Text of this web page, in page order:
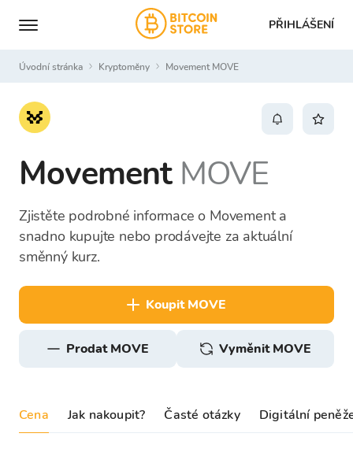
PŘIHLÁŠENÍ
Úvodní stránka Kryptoměny Movement MOVE
Movement MOVE
Zjistěte podrobné informace o Movement a
snadno kupujte nebo prodávejte za aktuální
směnný kurz.
koupit MOVE
prodat MOVE Vyměnit MOVE
Cena Jak nakoupit? Časté otázky Digitální